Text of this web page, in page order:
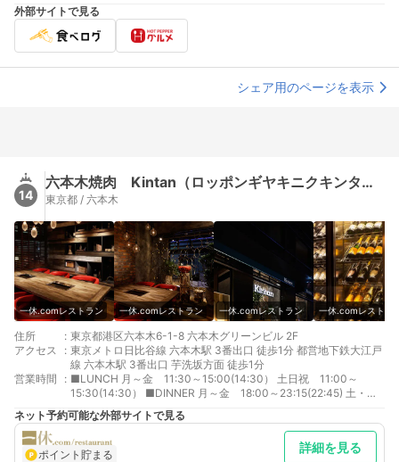
外部サイトで見る
シェア用のページを表示
14
六本木焼肉 Kintan（ロッポンギヤキニクキンタン）
東京都 / 六本木
一休.comレストラン 一休.comレストラン 一休.comレストラン 一休.comレストラ
住所 : 東京都港区六本木6-1-8 六本木グリーンビル 2F
アクセス
: 東京メトロ日比谷線 六本木駅 3番出口 徒歩1分 都営地下鉄大江戸
線 六本木駅 3番出口 芋洗坂方面 徒歩1分
営業時間
: ■LUNCH 月～金 11:30～15:00(14:30） 土日祝 11:00～
15:30(14:30） ■DINNER 月～金 18:00～23:15(22:45) 土・
祝 17:00～23:15(22:45) 日 17:00～22:00(21:30)
ネット予約可能な外部サイトで見る
ポイント貯まる 詳細を見る